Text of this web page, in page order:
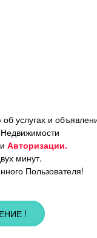
услугах и
Авторизации.
минут.
Пользователя!
!